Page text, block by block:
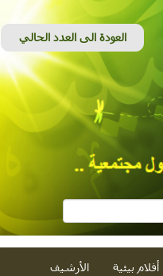
أفلام بيئية الأرشيف